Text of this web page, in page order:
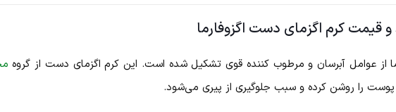
قیمت کرم اگزمای دست اگزوفارما
از عوامل آبرسان و مرطوب کننده قوی تشکیل شده است. این کرم اگزمای دست از گروه
را روشن کرده و سبب جلوگیری از پیری می‌شود.